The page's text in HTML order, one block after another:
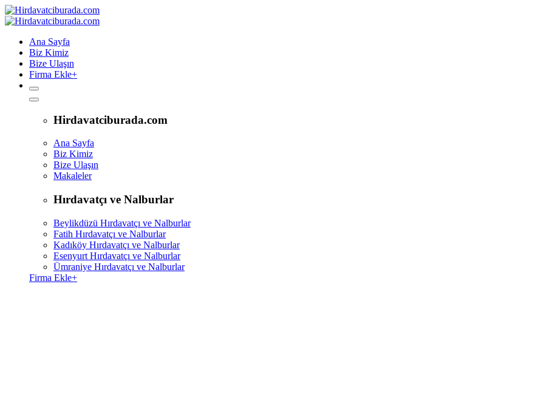
Ana Sayfa
Biz Kimiz
Bize Ulaşın
Firma Ekle+
Hirdavatciburada.com
Ana Sayfa
Biz Kimiz
Bize Ulaşın
Makaleler
Hırdavatçı ve Nalburlar
Beylikdüzü Hırdavatçı ve Nalburlar
Fatih Hırdavatçı ve Nalburlar
Kadıköy Hırdavatçı ve Nalburlar
Esenyurt Hırdavatçı ve Nalburlar
Ümraniye Hırdavatçı ve Nalburlar
Firma Ekle+